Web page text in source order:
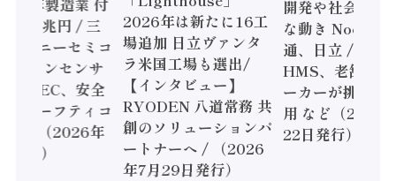
年製造業 付
額86兆円 / 三
とソニーセミコ
ジョンセンサ
/ IDEC、安全
すセーフティコ
ーラ（2026年
発行）
2026年は新たに16工
場追加 日立ヴァンタ
ラ米国工場も選出/
【インタビュー】
RYODEN 八道常務 共
創のソリューションパ
ートナーへ / （2026
年7月29日発行）
開発や社会実装
な動き Noetra
通、日立 / 兵神
HMS、老舗ポ
ーカーが挑むデ
用 など（2026
22日発行）